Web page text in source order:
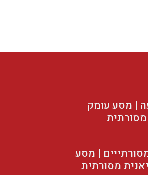
| מסע עומק
מסורתייים | מסע
מסורתית